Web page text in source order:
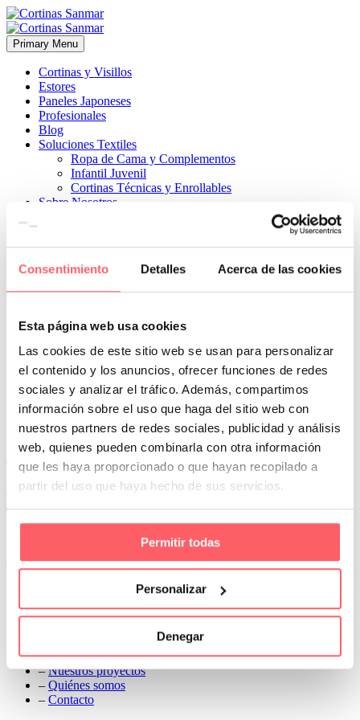
Consentimiento Detalles Acerca de las cookies
Esta página web usa cookies
Las cookies de este sitio web se usan para personalizar
el contenido y los anuncios, ofrecer funciones de redes
sociales y analizar el tráfico. Además, compartimos
información sobre el uso que haga del sitio web con
nuestros partners de redes sociales, publicidad y análisis
web, quienes pueden combinarla con otra información
que les haya proporcionado o que hayan recopilado a
partir del uso que haya hecho de sus servicios.
Permitir todas
Personalizar
Denegar
Primary Menu
Cortinas y Visillos
Estores
Paneles Japoneses
Profesionales
Blog
Soluciones Textiles
Ropa de Cama y Complementos
Infantil Juvenil
Cortinas Técnicas y Enrollables
Sobre Nosotros
¿Cómo Trabajamos?
 
con un tejido técnico de screen que permite parar el sol. Sin
renunciar a seguir viendo el exterior. Cuando reciben la luz solar
tienen la característica de cerrar el poro y aislar el espacio.
Prev
Next
Conoce Cortinas Sanmar
c/ Madrid nº 87 Local 1 y 5 28970 Madrid
91 498 08 97
699 241 888
info@cortinassanmar.es
Qué y cómo lo hacemos
–Preguntas frecuentes
–Nuestros proyectos
– Quiénes somos
– Contacto